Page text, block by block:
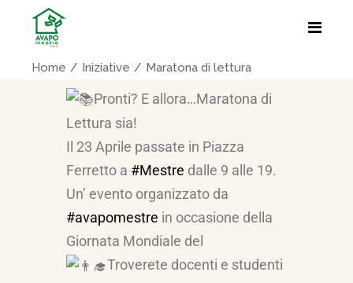
Home Iniziative Maratona di lettura
Pronti? E allora…Maratona di
Lettura sia!
Il 23 Aprile passate in Piazza
Ferretto a #Mestre dalle 9 alle 19.
Un’ evento organizzato da
#avapomestre in occasione della
Giornata Mondiale del
Troverete docenti e studenti